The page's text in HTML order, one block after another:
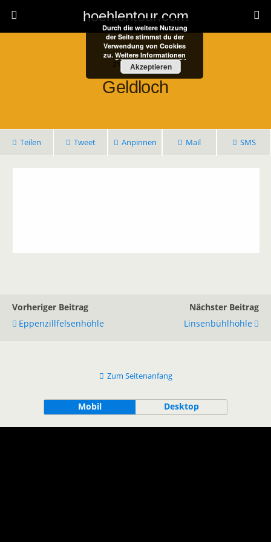
hoehlentour.com
21. April 2021
Geldloch
Teilen Tweet Anpinnen Mail SMS
Vorheriger Beitrag
Eppenzillfelsenhöhle
Nächster Beitrag
Linsenbühlhöhle
Durch die weitere Nutzung
der Seite stimmst du der
Verwendung von Cookies
zu. Weitere Informationen
Akzeptieren
Zum Seitenanfang
Mobil Desktop